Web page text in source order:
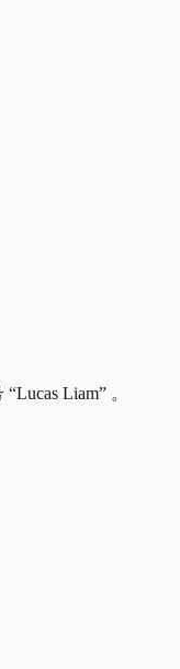
Liam” 。